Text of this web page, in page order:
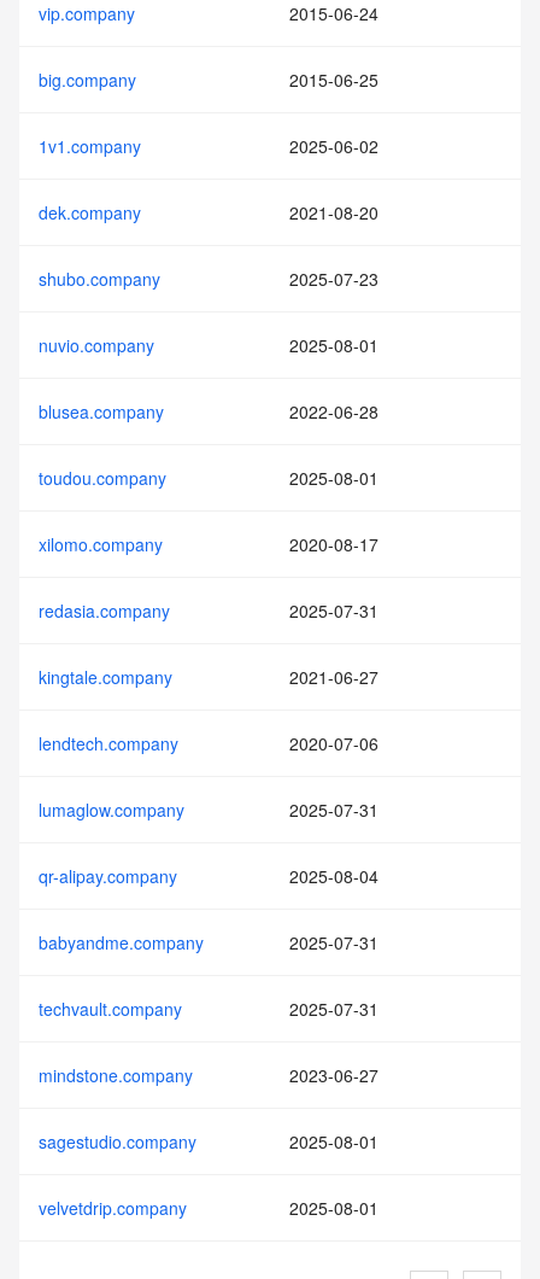
vip.company 2015-06-24
big.company 2015-06-25
1v1.company 2025-06-02
dek.company 2021-08-20
shubo.company 2025-07-23
nuvio.company 2025-08-01
blusea.company 2022-06-28
toudou.company 2025-08-01
xilomo.company 2020-08-17
redasia.company 2025-07-31
kingtale.company 2021-06-27
lendtech.company 2020-07-06
lumaglow.company 2025-07-31
qr-alipay.company 2025-08-04
babyandme.company 2025-07-31
techvault.company 2025-07-31
mindstone.company 2023-06-27
sagestudio.company 2025-08-01
velvetdrip.company 2025-08-01